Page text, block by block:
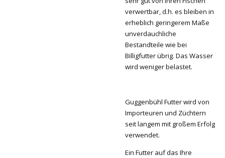
verwertbar, d.h. es bleiben in
erheblich geringerem Maße
unverdauchliche
Bestandteile wie bei
Billigfutter übrig. Das Wasser
wird weniger belastet.
Guggenbühl Futter wird von
Importeuren und Züchtern
seit langem mit großem Erfolg
verwendet.
Ein Futter auf das Ihre